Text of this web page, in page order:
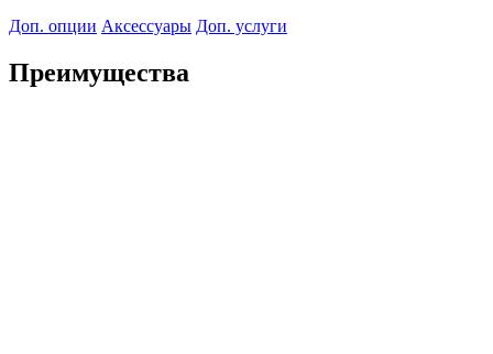
Доп. опции Аксессуары Доп. услуги
Преимущества